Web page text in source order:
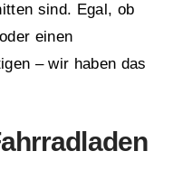
sind. Egal, ob
einen
– wir haben das